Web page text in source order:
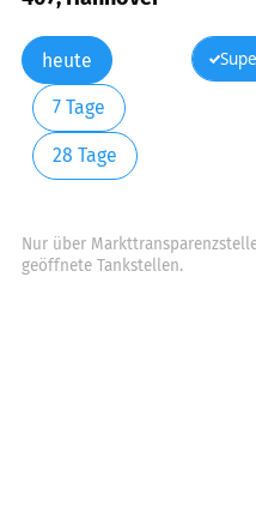
heute
7 Tage
28 Tage
Nur über
geöffnete Tankstellen.